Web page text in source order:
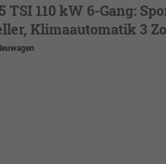
TSI 110 kW 6-Gang:
Klimaautomatik 3